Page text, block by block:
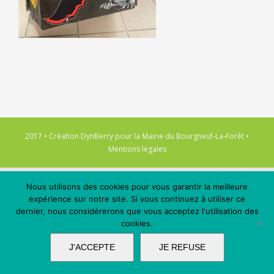
2017 • Création DynBerry pour la Mairie du Bourgneuf-La-Forêt •
Mentions légales
Nous utilisons des cookies pour vous garantir la meilleure
expérience sur notre site. Si vous continuez à utiliser ce
dernier, nous considérerons que vous acceptez l'utilisation des
cookies.
J'ACCEPTE JE REFUSE